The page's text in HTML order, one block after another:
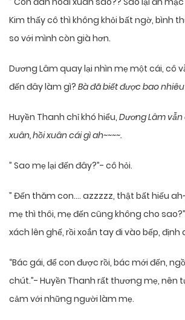
Kim thấy cô thì không khỏi bất ngờ, bình
so với mình còn già hơn.
Dương Lâm quay lại nhìn mẹ một cái, cô
đến đây làm gì? Bà đã biết được bao nhiêu
Huyền Thanh chỉ khó hiểu, Dương Lâm
xuân, hồi xuân cái gì ah~~~~.
” Sao mẹ lại đến đây?”- cô hỏi.
” Đến thăm con…. azzzzz, thật bất hiếu
mẹ thì thôi, mẹ đến cũng không cho
xách lên ghế, rồi xoắn tay đi vào bếp, định
“Bác gái, để con được rồi, bác mới đến,
chút.”- Huyền Thanh rất thương mẹ, nên
cảm với những người làm mẹ.